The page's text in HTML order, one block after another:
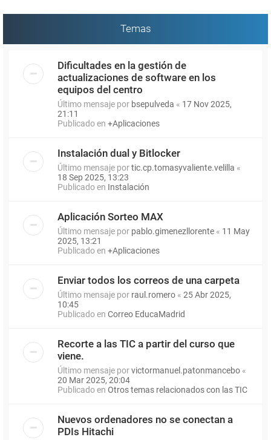
Temas
Dificultades en la gestión de
actualizaciones de software en los
equipos del centro
Último mensaje por bsepulveda « 17 Nov 2025,
21:11
Publicado en +Aplicaciones
Instalación dual y Bitlocker
Último mensaje portic.cp.tomasyvaliente.velilla «
18 Sep 2025, 13:23
Publicado en Instalación
Aplicación Sorteo MAX
Último mensaje por pablo.gimenezllorente « 11 May
2025, 13:21
Publicado en +Aplicaciones
Enviar todos los correos de una carpeta
Último mensaje por raul.romero « 25 Abr 2025,
10:45
Publicado en Correo EducaMadrid
Recorte a las TIC a partir del curso que
viene.
Último mensaje porvictormanuel.patonmancebo «
20 Mar 2025, 20:04
Publicado en Otros temas relacionados con las TIC
Nuevos ordenadores no se conectan a
PDIs Hitachi